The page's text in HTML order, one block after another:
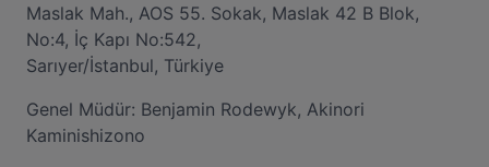
Maslak Mah., AOS 55. Sokak, Maslak 42 B Blok,
No:4, İç Kapı No:542,
Sarıyer/İstanbul, Türkiye
Genel Müdür: Benjamin Rodewyk, Akinori
Kaminishizono